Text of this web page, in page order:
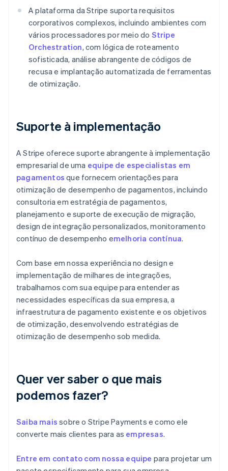
A plataforma da Stripe suporta requisitos
corporativos complexos, incluindo ambientes com
vários processadores por meio do Stripe
Orchestration, com lógica de roteamento
sofisticada, análise abrangente de códigos de
recusa e implantação automatizada de ferramentas
de otimização.
Suporte à implementação
A Stripe oferece suporte abrangente à implementação
empresarial de uma equipe de especialistas em
pagamentos que fornecem orientações para
otimização de desempenho de pagamentos, incluindo
consultoria em estratégia de pagamentos,
planejamento e suporte de execução de migração,
design de integração personalizados, monitoramento
contínuo de desempenho emelhoria contínua.
Com base em nossa experiência no design e
implementação de milhares de integrações,
trabalhamos com sua equipe para entender as
necessidades específicas da sua empresa, a
infraestrutura de pagamento existente e os objetivos
de otimização, desenvolvendo estratégias de
otimização de desempenho sob medida.
Quer ver saber o que mais
podemos fazer?
Saiba mais sobre o Stripe Payments e como ele
converte mais clientes para as empresas.
Entre em contato com nossa equipe para projetar um
Alemanha
Áustria
Deutsch English
NederlandsFrançaisDeutschEnglish
Brasil
Português
Bulgária
English
Canadá
EnglishFrançais
China continental
简体中文 English
Croácia
English Italiano
Dinamarca
English
Emirados Árabes Unidos
English
Eslováquia
English
EspañolEnglish
Estados Unidos
English Español简体中文
English
Finlândia
FrançaisEnglish